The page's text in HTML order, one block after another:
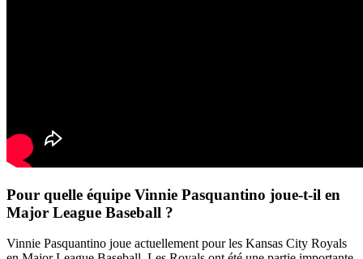
Pour quelle équipe Vinnie Pasquantino joue-t-il en
Major League Baseball ?
Vinnie Pasquantino joue actuellement pour les Kansas City Royals